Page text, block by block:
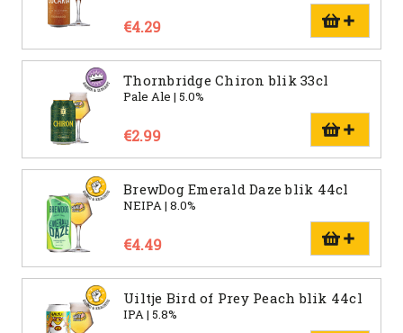
€4.29
Thornbridge Chiron blik 33cl
Pale Ale | 5.0%
€2.99
BrewDog Emerald Daze blik 44cl
NEIPA | 8.0%
€4.49
Uiltje Bird of Prey Peach blik 44cl
IPA | 5.8%